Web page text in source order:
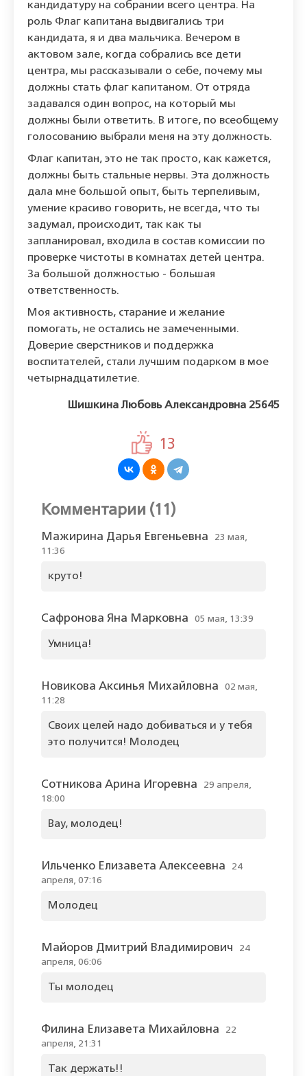
кандидатуру на собрании всего центра. На
роль Флаг капитана выдвигались три
кандидата, я и два мальчика. Вечером в
актовом зале, когда собрались все дети
центра, мы рассказывали о себе, почему мы
должны стать флаг капитаном. От отряда
задавался один вопрос, на который мы
должны были ответить. В итоге, по всеобщему
голосованию выбрали меня на эту должность.
Флаг капитан, это не так просто, как кажется,
должны быть стальные нервы. Эта должность
дала мне большой опыт, быть терпеливым,
умение красиво говорить, не всегда, что ты
задумал, происходит, так как ты
запланировал, входила в состав комиссии по
проверке чистоты в комнатах детей центра.
За большой должностью - большая
ответственность.
Моя активность, старание и желание
помогать, не остались не замеченными.
Доверие сверстников и поддержка
воспитателей, стали лучшим подарком в мое
четырнадцатилетие.
Шишкина Любовь Александровна 25645
13
Комментарии (11)
Мажирина Дарья Евгеньевна
23 мая,
11:36
круто!
Сафронова Яна Марковна 05 мая, 13:39
Умница!
Новикова Аксинья Михайловна
02 мая,
11:28
Своих целей надо добиваться и у тебя
это получится! Молодец
Сотникова Арина Игоревна
29 апреля,
18:00
Вау, молодец!
Ильченко Елизавета Алексеевна
24
апреля, 07:16
Молодец
Майоров Дмитрий Владимирович
24
апреля, 06:06
Ты молодец
Филина Елизавета Михайловна
22
апреля, 21:31
Так держать!!